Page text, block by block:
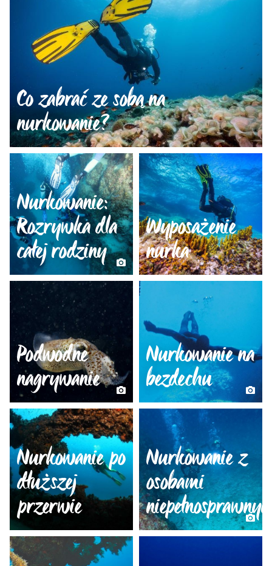
Co zabrać ze sobą na
nurkowanie?
Nurkowanie:
Rozrywka dla
całej rodziny
Wyposażenie
nurka
Podwodne
nagrywanie
Nurkowanie na
bezdechu
Nurkowanie po
dłuższej
przerwie
Nurkowanie z
osobami